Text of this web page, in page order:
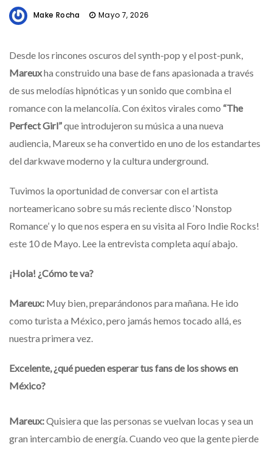
Make Rocha Mayo 7, 2026
Desde los rincones oscuros del synth-pop y el post-punk,
Mareuxha construido una base de fans apasionada a través
de sus melodías hipnóticas y un sonido que combina el
romance con la melancolía. Con éxitos virales como “The
Perfect Girl”que introdujeron su música a una nueva
audiencia, Mareux se ha convertido en uno de los estandartes
del darkwave moderno y la cultura underground.
Tuvimos la oportunidad de conversar con el artista
norteamericano sobre su más reciente disco ‘Nonstop
Romance’ y lo que nos espera en su visita al Foro Indie Rocks!
este 10 de Mayo. Lee la entrevista completa aquí abajo.
¡Hola! ¿Cómo te va?
Mareux: Muy bien, preparándonos para mañana. He ido
como turista a México, pero jamás hemos tocado allá, es
nuestra primera vez.
Excelente, ¿qué pueden esperar tus fans de los shows en
México?
Mareux:Quisiera que las personas se vuelvan locas y sea un
gran intercambio de energía. Cuando veo que la gente pierde